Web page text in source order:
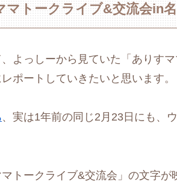
マトークライブ&交流会in
よっしーから見ていた「ありす
ポートしていきたいと思います。
、実は1年前の同じ2月23日にも、
トークライブ&交流会」の文字が